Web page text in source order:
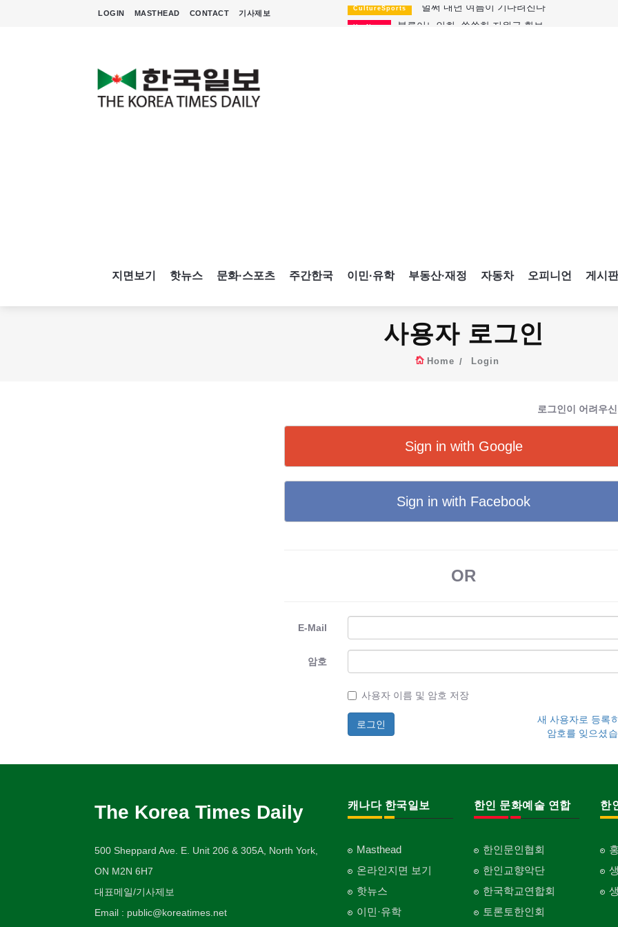
LOGIN MASTHEAD CONTACT 기사제보 HotNews 블루어노인회, 쏠쏠한 지원금 확보
지면보기 핫뉴스 문화·스포츠 주간한국 이민·유학 부동산·재정 자동차 오피니언 게시판
사용자 로그인
Home Login
로그인이 어려우
Sign in with Google
Sign in with Facebook
OR
E-Mail
암호
사용자 이름 및 암호 저장
새 사용자로 등록
암호를 잊으셨
The Korea Times Daily
500 Sheppard Ave. E. Unit 206 & 305A, North York,
ON M2N 6H7
대표메일/기사제보
Email : public@koreatimes.net
캐나다 한국일보
Masthead
온라인지면 보기
핫뉴스
이민·유학
한인 문화예술 연합
한인문인협회
한인교향악단
한국학교연합회
토론토한인회
한